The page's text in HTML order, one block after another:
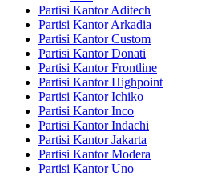
Partisi Kantor Aditech
Partisi Kantor Arkadia
Partisi Kantor Custom
Partisi Kantor Donati
Partisi Kantor Frontline
Partisi Kantor Highpoint
Partisi Kantor Ichiko
Partisi Kantor Inco
Partisi Kantor Indachi
Partisi Kantor Jakarta
Partisi Kantor Modera
Partisi Kantor Uno